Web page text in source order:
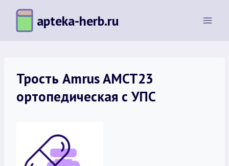
Перейти
содержимому
apteka-herb.ru
Трость Amrus AMCT23
ортопедическая с УПС